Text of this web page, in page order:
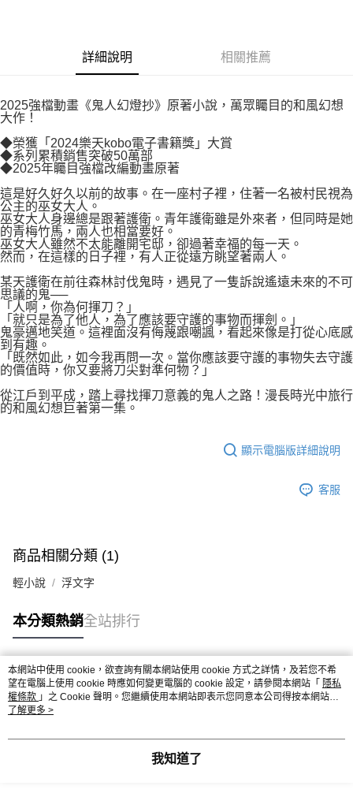
１．透過由恩沛科技股份有限公司提供之「AFTEE先享後付」服務完成之交
易，需依本服務之必要範圍內提供個人資料，並將交易相關給付款項請求債
２．關於個人資料處理事宜，請瀏覽以下網址：
https://aftee.tw/terms/#terms3
「AFTEE先享後付」，若未經同意申辦者引起之損失，本公司不負相關責
任。
４．使用「AFTEE先享後付」時，將依據個別帳號之用戶狀況，依本公司即
時審查核予不同之上限額度；若仍有額度不足之情形，本公司將視審查結果
請求用戶進行身份認證。
５．嚴禁一人註冊多個帳號或使用他人資訊註冊。若發現惡意使用之情形，
恩沛科技股份有限公司將有權停止該用戶之使用額度並採取法律行動。
每筆NT$80，滿NT$500(含以上)免運費
每筆NT$80，滿NT$500(含以上)免運費
宅配
每筆NT$100，滿NT$800(含以上)免運費
國家/地區配送 查看運費
詳細說明 相關推薦
2025強檔動畫《鬼人幻燈抄》原著小說，萬眾矚目的和風幻想
大作！
◆榮獲「2024樂天kobo電子書籍獎」大賞
◆系列累積銷售突破50萬部
◆2025年矚目強檔改編動畫原著
這是好久好久以前的故事。在一座村子裡，住著一名被村民視為
公主的巫女大人。
巫女大人身邊總是跟著護衛。青年護衛雖是外來者，但同時是她
的青梅竹馬，兩人也相當要好。
巫女大人雖然不太能離開宅邸，卻過著幸福的每一天。
然而，在這樣的日子裡，有人正從遠方眺望著兩人。
某天護衛在前往森林討伐鬼時，遇見了一隻訴說遙遠未來的不可
思議的鬼──
「人啊，你為何揮刀？」
「就只是為了他人，為了應該要守護的事物而揮劍。」
鬼豪邁地笑道。這裡面沒有侮蔑跟嘲諷，看起來像是打從心底感
到有趣。
「既然如此，如今我再問一次。當你應該要守護的事物失去守護
的價值時，你又要將刀尖對準何物？」
從江戶到平成，踏上尋找揮刀意義的鬼人之路！漫長時光中旅行
的和風幻想巨著第一集。
顯示電腦版詳細說明
客服
商品相關分類 (1)
輕小說 浮文字
本分類熱銷全站排行
熱門標籤
本網站中使用 cookie，欲查詢有關本網站使用 cookie 方式之詳情，及若您不希
望在電腦上使用 cookie 時應如何變更電腦的 cookie 設定，請參閱本網站「 隱私
權條款 」之 Cookie 聲明。您繼續使用本網站即表示您同意本公司得按本網站使
用條款之 Cookie 聲明使用 cookie。
了解更多 >
我知道了